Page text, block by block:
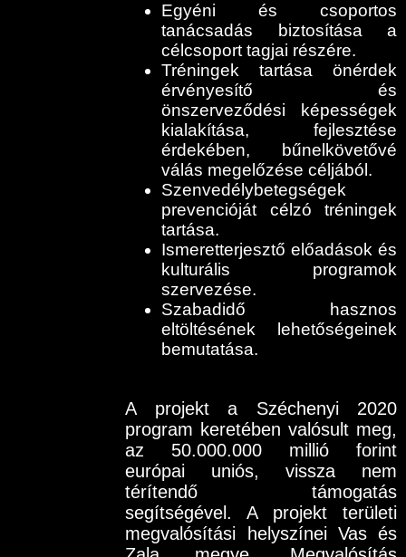
Egyéni és csoportos
tanácsadás biztosítása a
célcsoport tagjai részére.
Tréningek tartása önérdek
érvényesítő és
önszerveződési képességek
kialakítása, fejlesztése
érdekében, bűnelkövetővé
válás megelőzése céljából.
Szenvedélybetegségek
prevencióját célzó tréningek
tartása.
Ismeretterjesztő előadások és
kulturális programok
szervezése.
Szabadidő hasznos
eltöltésének lehetőségeinek
bemutatása.
A projekt a Széchenyi 2020
program keretében valósult meg,
az 50.000.000 millió forint
európai uniós, vissza nem
térítendő támogatás
segítségével. A projekt területi
megvalósítási helyszínei Vas és